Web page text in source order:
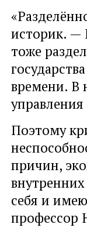
историк. —
тоже
времени. В
Поэтому
причин,
себя и
профессор